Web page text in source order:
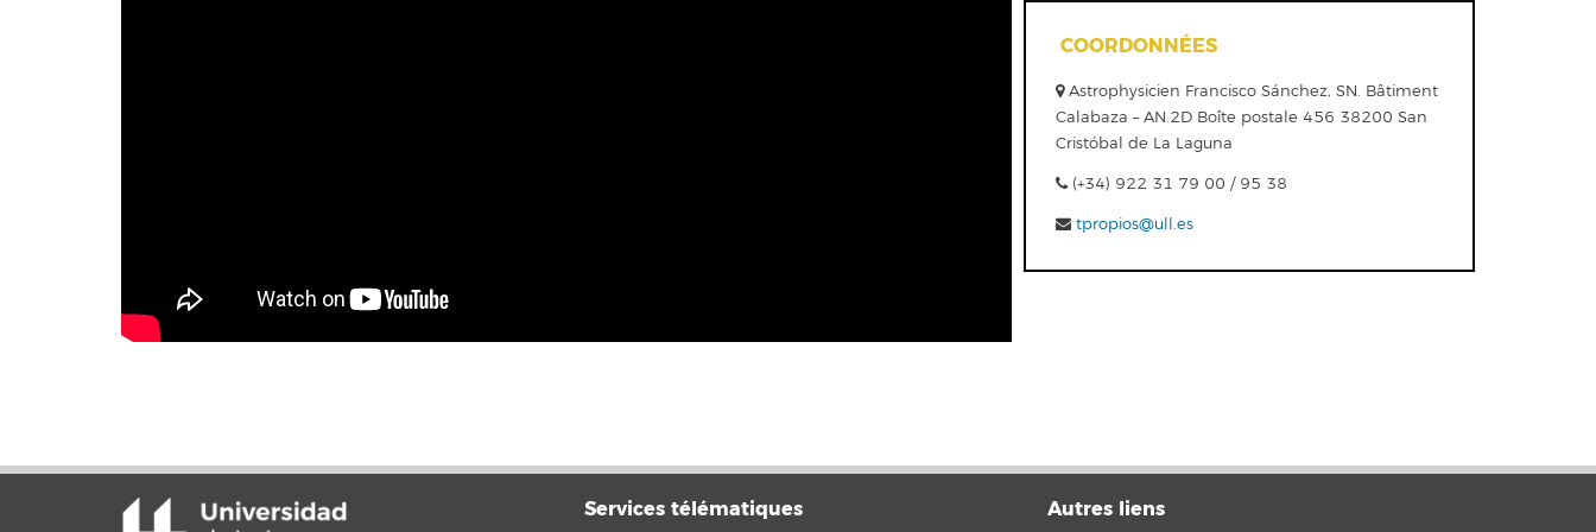
COORDONNÉES
Astrophysicien Francisco Sánchez, SN. Bâtiment
Calabaza – AN.2D Boîte postale 456 38200 San
Cristóbal de La Laguna
(+34) 922 31 79 00 / 95 38
tpropios@ull.es
Services télématiques Autres liens